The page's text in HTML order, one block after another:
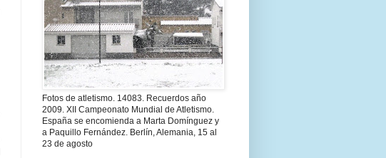
Fotos de atletismo. 14083. Recuerdos año
2009. XII Campeonato Mundial de Atletismo.
España se encomienda a Marta Domínguez y
a Paquillo Fernández. Berlín, Alemania, 15 al
23 de agosto